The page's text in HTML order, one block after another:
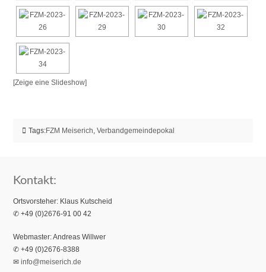
[Zeige eine Slideshow]
Tags:FZM Meiserich, Verbandgemeindepokal
Kontakt:
Ortsvorsteher: Klaus Kutscheid
✆ +49 (0)2676-91 00 42
Webmaster: Andreas Willwer
✆ +49 (0)2676-8388
✉info@meiserich.de